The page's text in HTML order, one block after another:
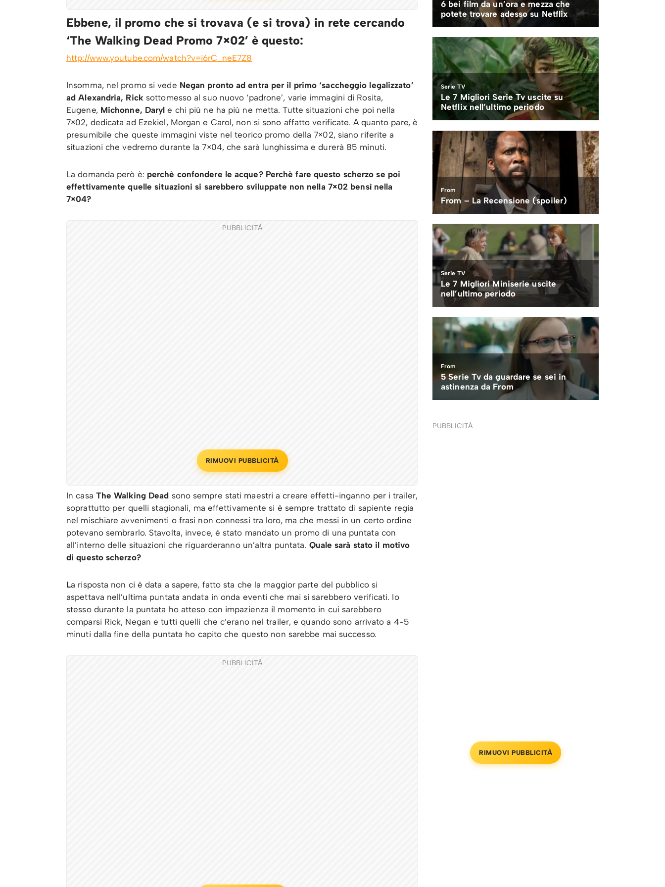
Ebbene, il promo che si trovava (e si trova) in rete cercando
‘The Walking Dead Promo 7×02’ è questo:
http://www.youtube.com/watch?v=i6rC_neE7Z8
Insomma, nel promo si vede Negan pronto ad entra per il primo ‘saccheggio legalizzato’
ad Alexandria, Rick sottomesso al suo nuovo ‘padrone’, varie immagini di Rosita,
Eugene, Michonne, Daryle chi più ne ha più ne metta. Tutte situazioni che poi nella
7×02, dedicata ad Ezekiel, Morgan e Carol, non si sono affatto verificate. A quanto pare, è
presumibile che queste immagini viste nel teorico promo della 7×02, siano riferite a
situazioni che vedremo durante la 7×04, che sarà lunghissima e durerà 85 minuti.
La domanda però è: perchè confondere le acque? Perchè fare questo scherzo se poi
effettivamente quelle situazioni si sarebbero sviluppate non nella 7×02 bensì nella
7×04?
PUBBLICITÀ
RIMUOVI PUBBLICITÀ
In casa The Walking Dead sono sempre stati maestri a creare effetti-inganno per i trailer,
soprattutto per quelli stagionali, ma effettivamente si è sempre trattato di sapiente regia
nel mischiare avvenimenti o frasi non connessi tra loro, ma che messi in un certo ordine
potevano sembrarlo. Stavolta, invece, è stato mandato un promo di una puntata con
all’interno delle situazioni che riguarderanno un’altra puntata. Quale sarà stato il motivo
di questo scherzo?
La risposta non ci è data a sapere, fatto sta che la maggior parte del pubblico si
aspettava nell’ultima puntata andata in onda eventi che mai si sarebbero verificati. Io
stesso durante la puntata ho atteso con impazienza il momento in cui sarebbero
comparsi Rick, Negan e tutti quelli che c’erano nel trailer, e quando sono arrivato a 4-5
minuti dalla fine della puntata ho capito che questo non sarebbe mai successo.
PUBBLICITÀ
PUBBLICITÀ
RIMUOVI PUBBLICITÀ